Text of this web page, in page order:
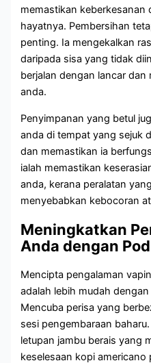
memastikan keberkesanan
hayatnya. Pembersihan
penting. Ia mengekalkan
daripada sisa yang tidak
berjalan dengan lancar
anda.
Penyimpanan yang betul
anda di tempat yang sejuk
dan memastikan ia
ialah memastikan
anda, kerana peralatan
menyebabkan kebocoran
Meningkatkan
Anda dengan
Mencipta pengalaman
adalah lebih mudah
Mencuba perisa yang
sesi pengembaraan
letupan jambu berais yang
keselesaan kopi americano